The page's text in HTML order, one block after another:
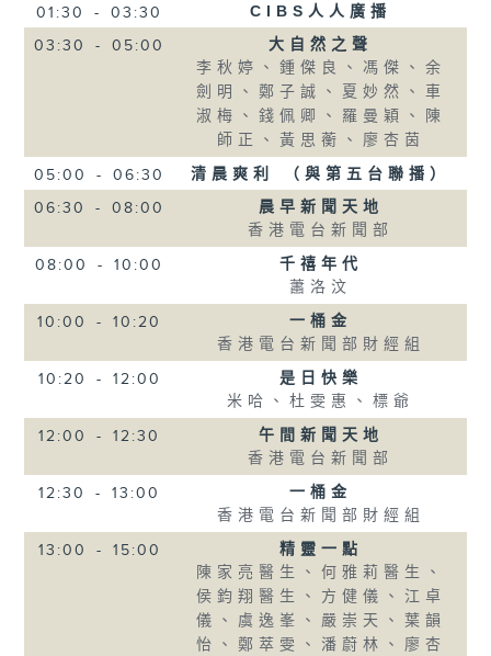
01:30 - 03:30 CIBS人人廣播
03:30 - 05:00
大自然之聲
李秋婷、鍾傑良、馮傑、余
劍明、鄭子誠、夏妙然、車
淑梅、錢佩卿、羅曼穎、陳
師正、黃思蘅、廖杏茵
05:00 - 06:30 清晨爽利 （與第五台聯播）
06:30 - 08:00
晨早新聞天地
香港電台新聞部
08:00 - 10:00
千禧年代
蕭洛汶
10:00 - 10:20
一桶金
香港電台新聞部財經組
10:20 - 12:00
是日快樂
米哈、杜雯惠、標爺
12:00 - 12:30
午間新聞天地
香港電台新聞部
12:30 - 13:00
一桶金
香港電台新聞部財經組
13:00 - 15:00
精靈一點
陳家亮醫生、何雅莉醫生、
侯鈞翔醫生、方健儀、江卓
儀、虞逸峯、嚴崇天、葉韻
怡、鄭萃雯、潘蔚林、廖杏